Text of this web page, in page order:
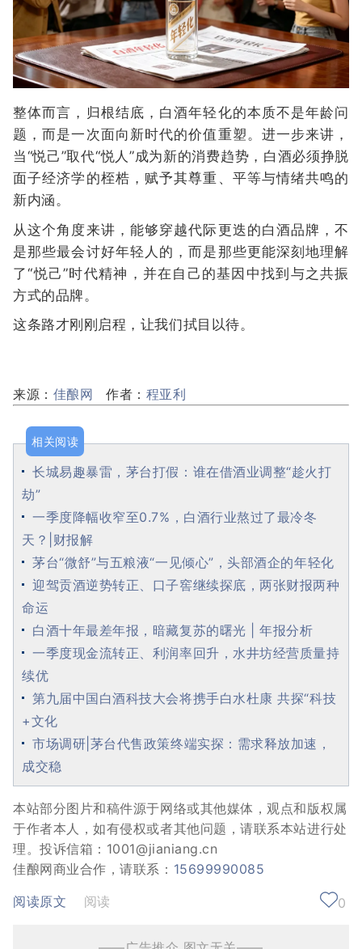
整体而言，归根结底，白酒年轻化的本质不是年龄问
题，而是一次面向新时代的价值重塑。进一步来讲，
当“悦己”取代“悦人”成为新的消费趋势，白酒必须挣脱
面子经济学的桎梏，赋予其尊重、平等与情绪共鸣的
新内涵。
从这个角度来讲，能够穿越代际更迭的白酒品牌，不
是那些最会讨好年轻人的，而是那些更能深刻地理解
了“悦己”时代精神，并在自己的基因中找到与之共振
方式的品牌。
这条路才刚刚启程，让我们拭目以待。
来源： 佳酿网 作者： 程亚利
相关阅读
长城易趣暴雷，茅台打假：谁在借酒业调整“趁火打
劫”
一季度降幅收窄至0.7%，白酒行业熬过了最冷冬
天？|财报解
茅台“微舒”与五粮液“一见倾心”，头部酒企的年轻化
迎驾贡酒逆势转正、口子窖继续探底，两张财报两种
命运
白酒十年最差年报，暗藏复苏的曙光 | 年报分析
一季度现金流转正、利润率回升，水井坊经营质量持
续优
第九届中国白酒科技大会将携手白水杜康 共探“科技
+文化
市场调研|茅台代售政策终端实探：需求释放加速，
成交稳
本站部分图片和稿件源于网络或其他媒体，观点和版权属
于作者本人，如有侵权或者其他问题，请联系本站进行处
理。投诉信箱：1001@jianiang.cn
佳酿网商业合作，请联系： 15699990085
阅读原文
阅读 0